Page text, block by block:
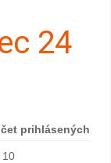
24
prihlásených
10